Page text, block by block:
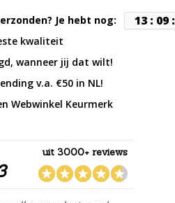
Je hebt nog: 13: 09:
kwaliteit
wanneer jij dat wilt!
v.a. €50 in NL!
Webwinkel Keurmerk
uit 3000+ reviews